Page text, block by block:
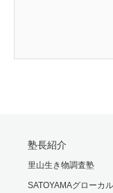
塾長紹介
里山生き物調査塾
SATOYAMAグローカ